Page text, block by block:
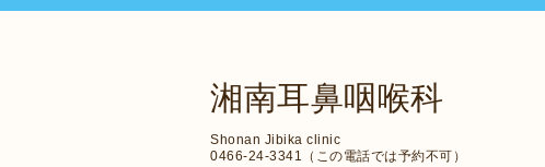
湘南耳鼻咽喉科
Shonan Jibika clinic
0466-24-3341（この電話では予約不可）